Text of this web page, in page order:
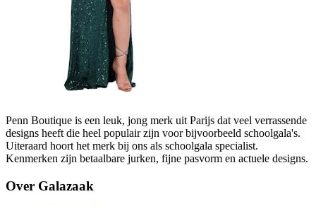
Penn Boutique is een leuk, jong merk uit Parijs dat veel verrassende
designs heeft die heel populair zijn voor bijvoorbeeld schoolgala's.
Uiteraard hoort het merk bij ons als schoolgala specialist.
Kenmerken zijn betaalbare jurken, fijne pasvorm en actuele designs.
Over Galazaak